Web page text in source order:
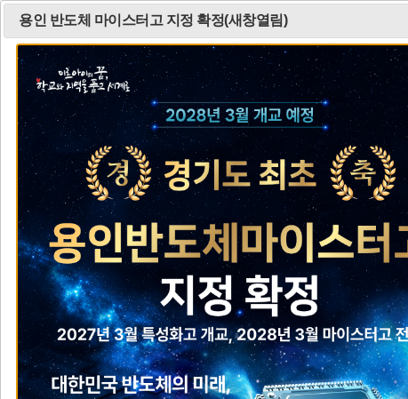
민원/신고 알림마당
용인 반도체 마이스터고 지정 확정(새창열림)